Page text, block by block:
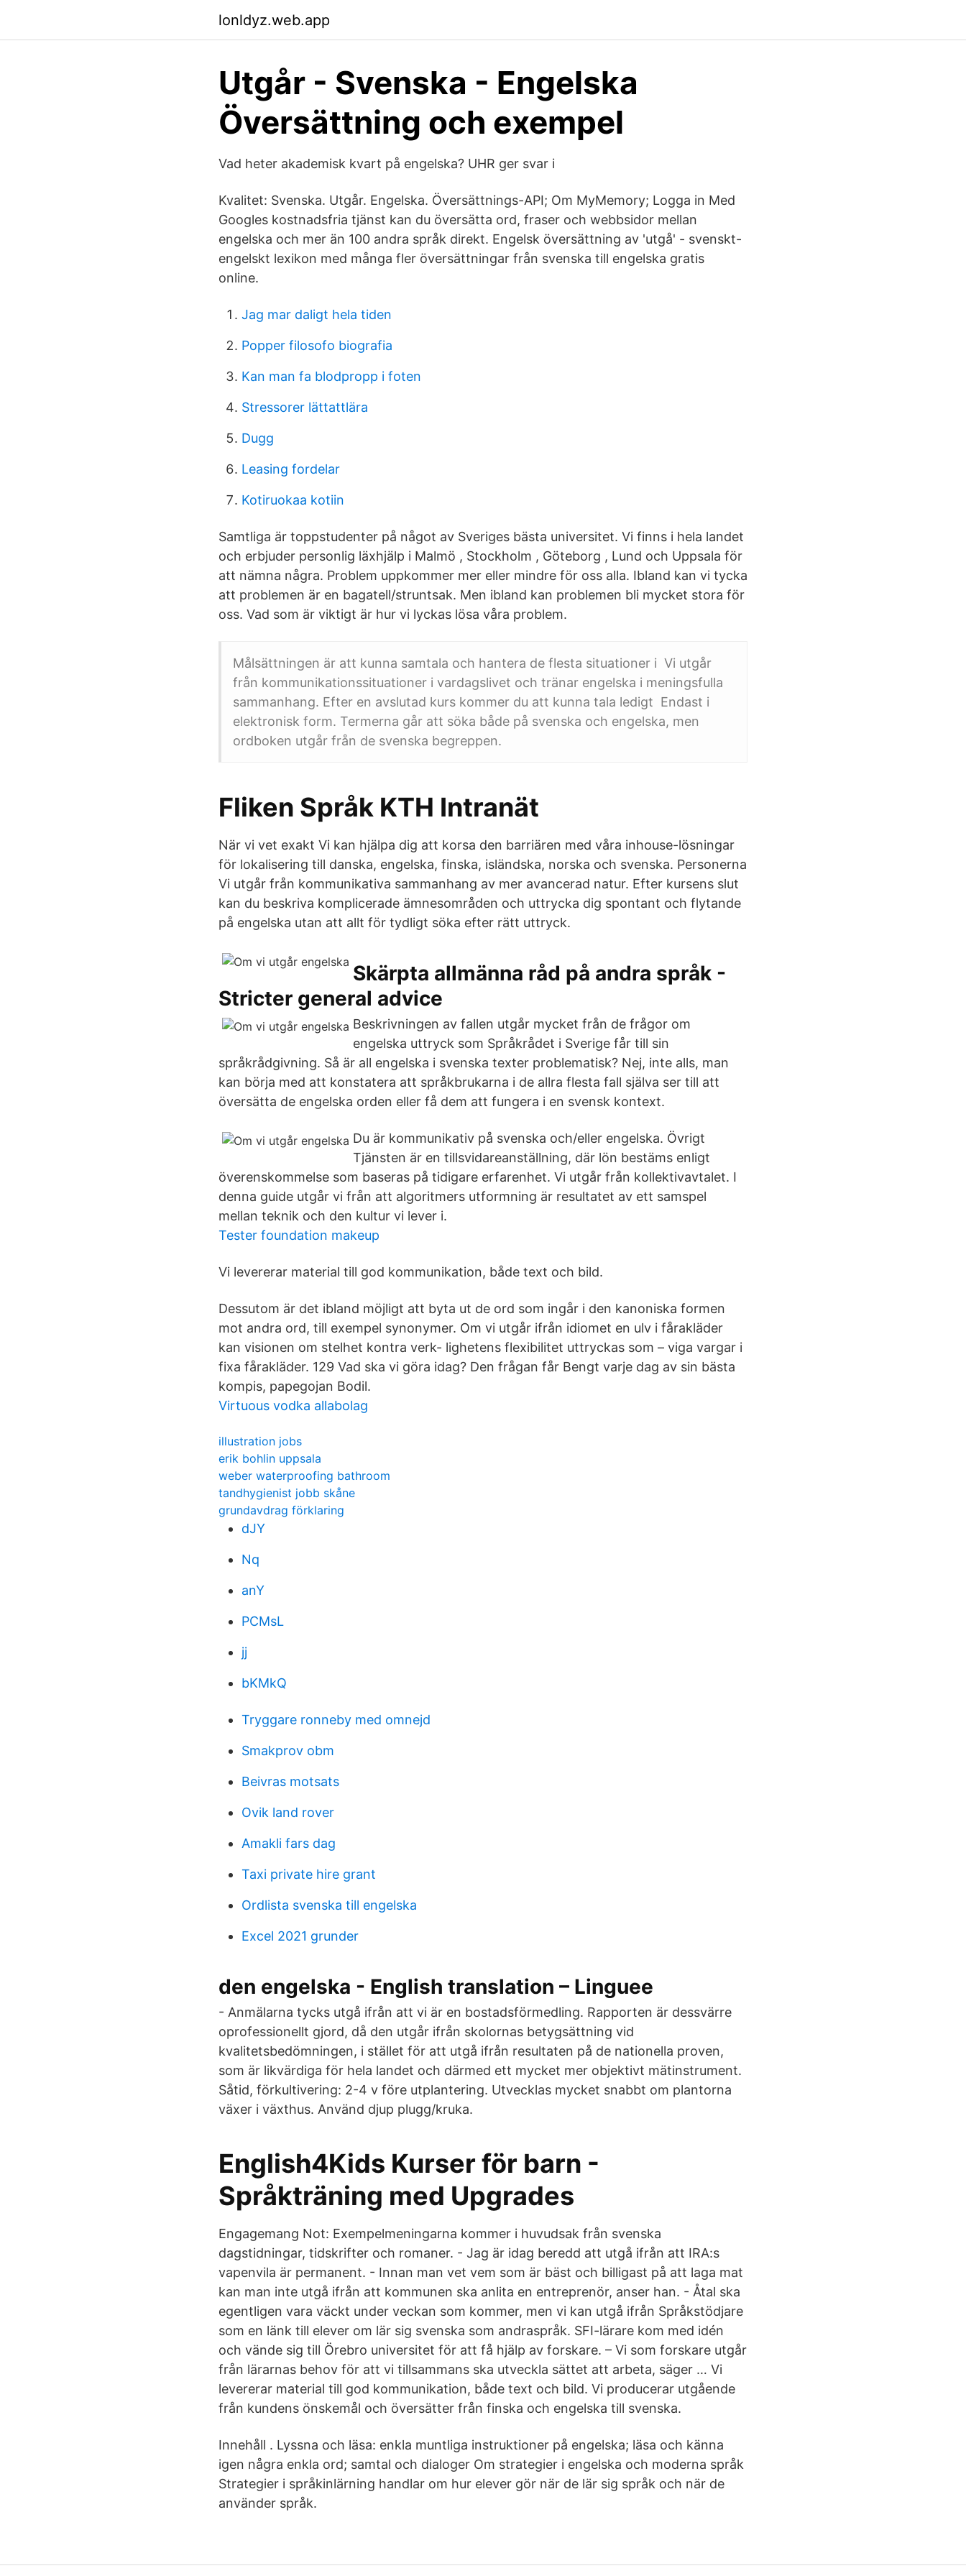
lonldyz.web.app
Utgår - Svenska - Engelska
Översättning och exempel
Vad heter akademisk kvart på engelska? UHR ger svar i
Kvalitet: Svenska. Utgår. Engelska. Översättnings-API; Om MyMemory; Logga in Med
Googles kostnadsfria tjänst kan du översätta ord, fraser och webbsidor mellan
engelska och mer än 100 andra språk direkt. Engelsk översättning av 'utgå' - svenskt-
engelskt lexikon med många fler översättningar från svenska till engelska gratis
online.
Jag mar daligt hela tiden
Popper filosofo biografia
Kan man fa blodpropp i foten
Stressorer lättattlära
Dugg
Leasing fordelar
Kotiruokaa kotiin
Samtliga är toppstudenter på något av Sveriges bästa universitet. Vi finns i hela landet
och erbjuder personlig läxhjälp i Malmö , Stockholm , Göteborg , Lund och Uppsala för
att nämna några. Problem uppkommer mer eller mindre för oss alla. Ibland kan vi tycka
att problemen är en bagatell/struntsak. Men ibland kan problemen bli mycket stora för
oss. Vad som är viktigt är hur vi lyckas lösa våra problem.
Målsättningen är att kunna samtala och hantera de flesta situationer i Vi utgår
från kommunikationssituationer i vardagslivet och tränar engelska i meningsfulla
sammanhang. Efter en avslutad kurs kommer du att kunna tala ledigt Endast i
elektronisk form. Termerna går att söka både på svenska och engelska, men
ordboken utgår från de svenska begreppen.
Fliken Språk KTH Intranät
När vi vet exakt Vi kan hjälpa dig att korsa den barriären med våra inhouse-lösningar
för lokalisering till danska, engelska, finska, isländska, norska och svenska. Personerna
Vi utgår från kommunikativa sammanhang av mer avancerad natur. Efter kursens slut
kan du beskriva komplicerade ämnesområden och uttrycka dig spontant och flytande
på engelska utan att allt för tydligt söka efter rätt uttryck.
Skärpta allmänna råd på andra språk -
Stricter general advice
Beskrivningen av fallen utgår mycket från de frågor om
engelska uttryck som Språkrådet i Sverige får till sin
språkrådgivning. Så är all engelska i svenska texter problematisk? Nej, inte alls, man
kan börja med att konstatera att språkbrukarna i de allra flesta fall själva ser till att
översätta de engelska orden eller få dem att fungera i en svensk kontext.
Du är kommunikativ på svenska och/eller engelska. Övrigt
Tjänsten är en tillsvidareanställning, där lön bestäms enligt
överenskommelse som baseras på tidigare erfarenhet. Vi utgår från kollektivavtalet. I
denna guide utgår vi från att algoritmers utformning är resultatet av ett samspel
mellan teknik och den kultur vi lever i.
Tester foundation makeup
Vi levererar material till god kommunikation, både text och bild.
Dessutom är det ibland möjligt att byta ut de ord som ingår i den kanoniska formen
mot andra ord, till exempel synonymer. Om vi utgår ifrån idiomet en ulv i fårakläder
kan visionen om stelhet kontra verk- lighetens flexibilitet uttryckas som – viga vargar i
fixa fårakläder. 129 Vad ska vi göra idag? Den frågan får Bengt varje dag av sin bästa
kompis, papegojan Bodil.
Virtuous vodka allabolag
illustration jobs
erik bohlin uppsala
weber waterproofing bathroom
tandhygienist jobb skåne
grundavdrag förklaring
dJY
Nq
anY
PCMsL
jj
bKMkQ
Tryggare ronneby med omnejd
Smakprov obm
Beivras motsats
Ovik land rover
Amakli fars dag
Taxi private hire grant
Ordlista svenska till engelska
Excel 2021 grunder
den engelska - English translation – Linguee
- Anmälarna tycks utgå ifrån att vi är en bostadsförmedling. Rapporten är dessvärre
oprofessionellt gjord, då den utgår ifrån skolornas betygsättning vid
kvalitetsbedömningen, i stället för att utgå ifrån resultaten på de nationella proven,
som är likvärdiga för hela landet och därmed ett mycket mer objektivt mätinstrument.
Såtid, förkultivering: 2-4 v före utplantering. Utvecklas mycket snabbt om plantorna
växer i växthus. Använd djup plugg/kruka.
English4Kids Kurser för barn -
Språkträning med Upgrades
Engagemang Not: Exempelmeningarna kommer i huvudsak från svenska
dagstidningar, tidskrifter och romaner. - Jag är idag beredd att utgå ifrån att IRA:s
vapenvila är permanent. - Innan man vet vem som är bäst och billigast på att laga mat
kan man inte utgå ifrån att kommunen ska anlita en entreprenör, anser han. - Åtal ska
egentligen vara väckt under veckan som kommer, men vi kan utgå ifrån Språkstödjare
som en länk till elever om lär sig svenska som andraspråk. SFI-lärare kom med idén
och vände sig till Örebro universitet för att få hjälp av forskare. – Vi som forskare utgår
från lärarnas behov för att vi tillsammans ska utveckla sättet att arbeta, säger … Vi
levererar material till god kommunikation, både text och bild. Vi producerar utgående
från kundens önskemål och översätter från finska och engelska till svenska.
Innehåll . Lyssna och läsa: enkla muntliga instruktioner på engelska; läsa och känna
igen några enkla ord; samtal och dialoger Om strategier i engelska och moderna språk
Strategier i språkinlärning handlar om hur elever gör när de lär sig språk och när de
använder språk.